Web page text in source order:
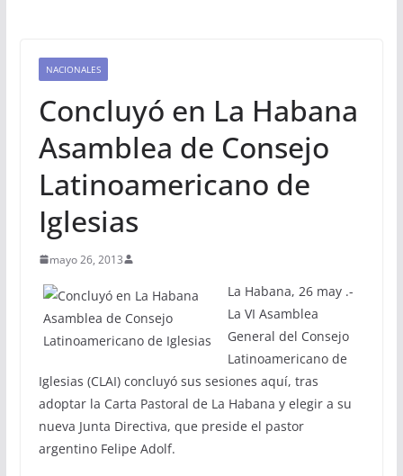
NACIONALES
Concluyó en La Habana
Asamblea de Consejo
Latinoamericano de
Iglesias
mayo 26, 2013
La Habana, 26 may .-
La VI Asamblea
General del Consejo
Latinoamericano de
Iglesias (CLAI) concluyó sus sesiones aquí, tras
adoptar la Carta Pastoral de La Habana y elegir a su
nueva Junta Directiva, que preside el pastor
argentino Felipe Adolf.